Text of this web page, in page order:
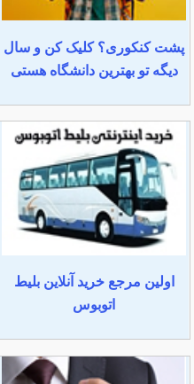
پشت کنکوری؟ کلیک کن و سال
دیگه تو بهترین دانشگاه هستی
اولین مرجع خرید آنلاین بلیط
اتوبوس